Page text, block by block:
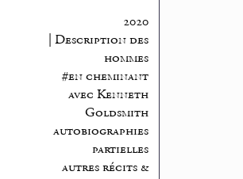
2020
| Description des
hommes
#en cheminant
avec Kenneth
Goldsmith
autobiographies
partielles
autres récits &